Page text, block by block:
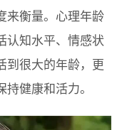
来衡量。心理年龄
认知水平、情感状
到很大的年龄，更
健康和活力。